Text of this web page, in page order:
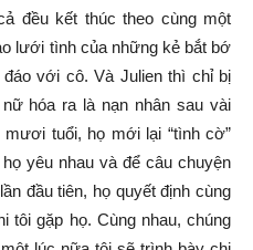
đều kết thúc theo cùng một
lưới tình của những kẻ bắt bớ
với cô. Và Julien thì chỉ bị
hóa ra là nạn nhân sau vài
tuổi, họ mới lại “tình cờ”
yêu nhau và để câu chuyện
đầu tiên, họ quyết định cùng
tôi gặp họ. Cùng nhau, chúng